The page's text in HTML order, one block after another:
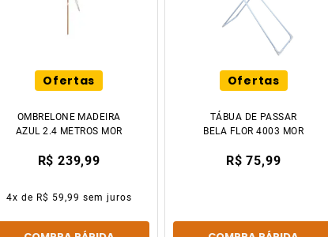
Ofertas
OMBRELONE MADEIRA
AZUL 2.4 METROS MOR
R$ 239,99
4x de R$ 59,99 sem juros
Ofertas
TÁBUA DE PASSAR
BELA FLOR 4003 MOR
R$ 75,99